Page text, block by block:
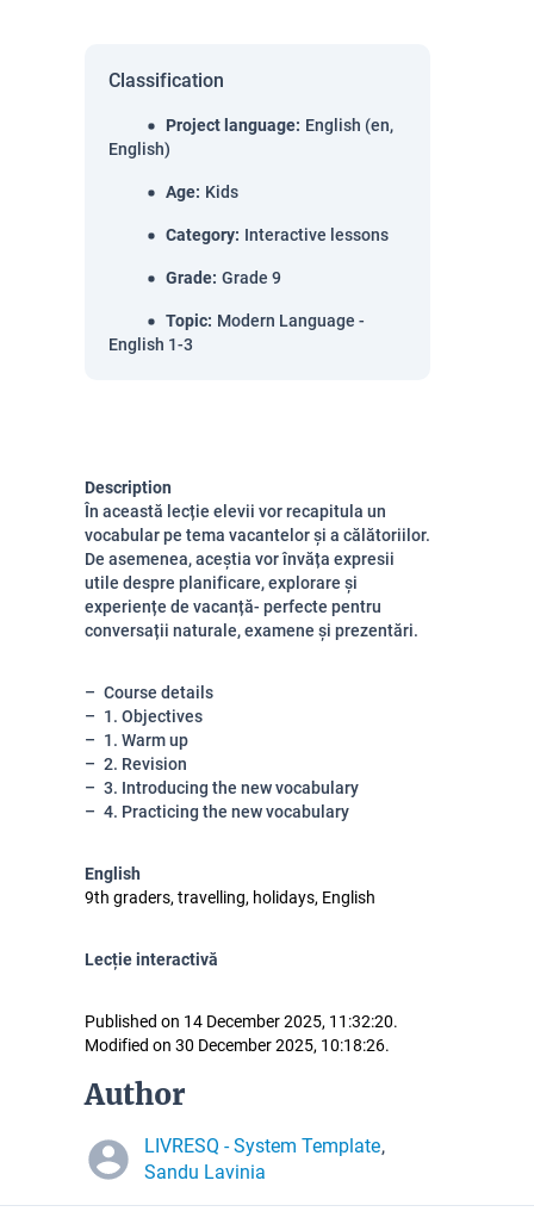
Classification
Project language: English (en,
English)
Age: Kids
Category: Interactive lessons
Grade: Grade 9
Topic: Modern Language -
English 1-3
Description
În această lecție elevii vor recapitula un
vocabular pe tema vacantelor și a călătoriilor.
De asemenea, aceștia vor învăța expresii
utile despre planificare, explorare și
experiențe de vacanță- perfecte pentru
conversații naturale, examene și prezentări.
Course details
1. Objectives
1. Warm up
2. Revision
3. Introducing the new vocabulary
4. Practicing the new vocabulary
English
9th graders, travelling, holidays, English
Lecție interactivă
Published on 14 December 2025, 11:32:20.
Modified on 30 December 2025, 10:18:26.
Author
LIVRESQ - System Template,
Sandu Lavinia